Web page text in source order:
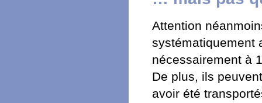
Attention
systématiquement
nécessairement à
De plus, ils
avoir été